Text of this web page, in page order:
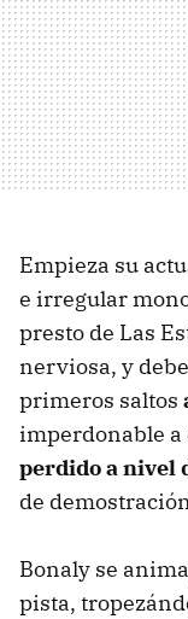
Empieza su
e irregular
presto de Las
nerviosa, y
primeros saltos
imperdonable a
perdido a nivel
de
Bonaly se
pista,